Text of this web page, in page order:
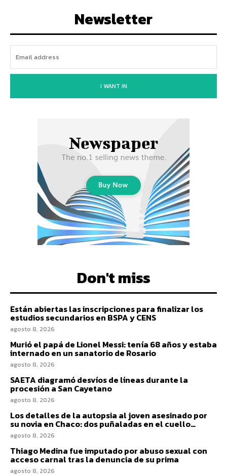
Newsletter
I WANT IN
Don't miss
Están abiertas las inscripciones para finalizar los
estudios secundarios en BSPA y CENS
agosto 8, 2026
Murió el papá de Lionel Messi: tenía 68 años y estaba
internado en un sanatorio de Rosario
agosto 8, 2026
SAETA diagramó desvíos de líneas durante la
procesión a San Cayetano
agosto 8, 2026
Los detalles de la autopsia al joven asesinado por
su novia en Chaco: dos puñaladas en el cuello…
agosto 8, 2026
Thiago Medina fue imputado por abuso sexual con
acceso carnal tras la denuncia de su prima
agosto 8, 2026